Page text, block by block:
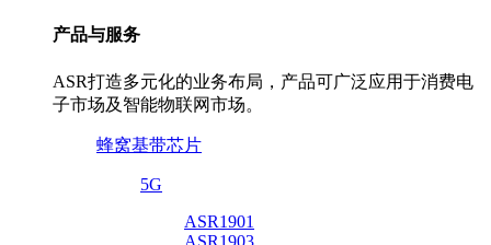
产品与服务
ASR打造多元化的业务布局，产品可广泛应用于消费电
子市场及智能物联网市场。
蜂窝基带芯片
5G
ASR1901
ASR1903